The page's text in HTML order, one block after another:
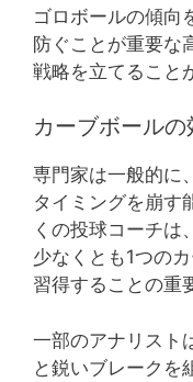
ゴロボールの傾向
防ぐことが重要な
戦略を立てること
カーブボール
専門家は一般的に
タイミングを崩す
くの投球コーチは
少なくとも1つの
習得することの重
一部のアナリスト
と鋭いブレークを